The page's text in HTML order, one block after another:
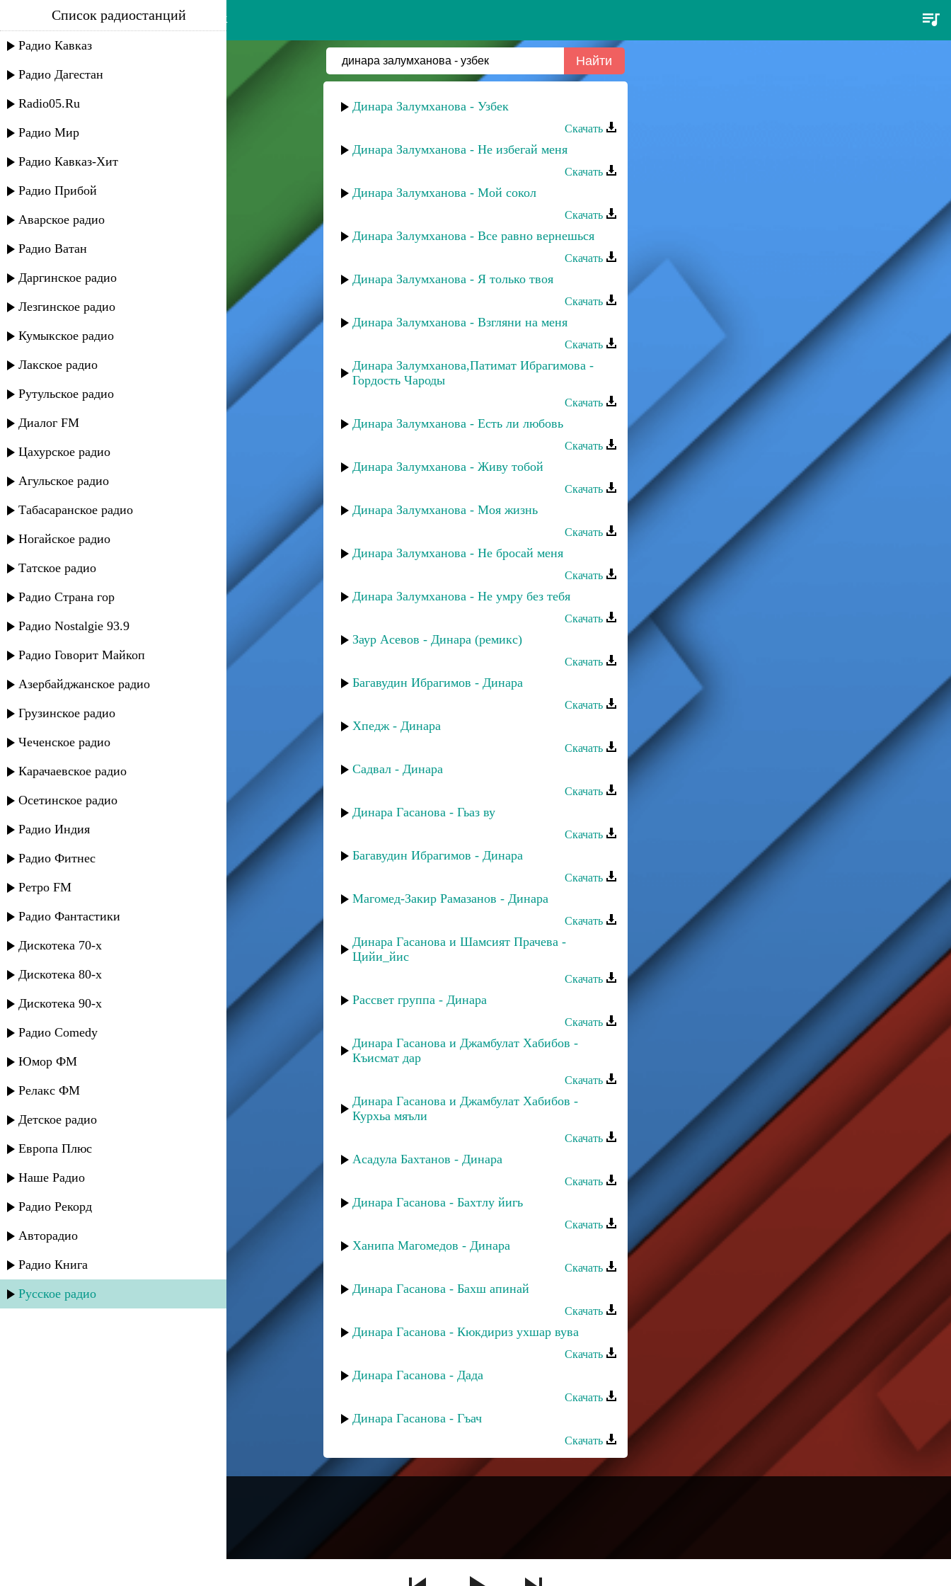
динара залумханова - узбек
Список радиостанций
Радио Кавказ
Радио Дагестан
Radio05.Ru
Радио Мир
Радио Кавказ-Хит
Радио Прибой
Аварское радио
Радио Ватан
Даргинское радио
Лезгинское радио
Кумыкское радио
Лакское радио
Рутульское радио
Диалог FM
Цахурское радио
Агульское радио
Табасаранское радио
Ногайское радио
Татское радио
Радио Страна гор
Радио Nostalgie 93.9
Радио Говорит Майкоп
Азербайджанское радио
Грузинское радио
Чеченское радио
Карачаевское радио
Осетинское радио
Радио Индия
Радио Фитнес
Ретро FM
Радио Фантастики
Дискотека 70-х
Дискотека 80-х
Дискотека 90-х
Радио Comedy
Юмор ФМ
Релакс ФМ
Детское радио
Европа Плюс
Наше Радио
Радио Рекорд
Авторадио
Радио Книга
Русское радио
Динара Залумханова - Узбек
Скачать
Динара Залумханова - Не избегай меня
Скачать
Динара Залумханова - Мой сокол
Скачать
Динара Залумханова - Все равно вернешься
Скачать
Динара Залумханова - Я только твоя
Скачать
Динара Залумханова - Взгляни на меня
Скачать
Динара Залумханова,Патимат Ибрагимова -
Гордость Чароды
Скачать
Динара Залумханова - Есть ли любовь
Скачать
Динара Залумханова - Живу тобой
Скачать
Динара Залумханова - Моя жизнь
Скачать
Динара Залумханова - Не бросай меня
Скачать
Динара Залумханова - Не умру без тебя
Скачать
Заур Асевов - Динара (ремикс)
Скачать
Багавудин Ибрагимов - Динара
Скачать
Хпедж - Динара
Скачать
Садвал - Динара
Скачать
Динара Гасанова - Гьаз ву
Скачать
Багавудин Ибрагимов - Динара
Скачать
Магомед-Закир Рамазанов - Динара
Скачать
Динара Гасанова и Шамсият Прачева -
Цийи_йис
Скачать
Рассвет группа - Динара
Скачать
Динара Гасанова и Джамбулат Хабибов -
Къисмат дар
Скачать
Динара Гасанова и Джамбулат Хабибов -
Курхьа мяъли
Скачать
Асадула Бахтанов - Динара
Скачать
Динара Гасанова - Бахтлу йигь
Скачать
Ханипа Магомедов - Динара
Скачать
Динара Гасанова - Бахш апинай
Скачать
Динара Гасанова - Кюкдириз ухшар вува
Скачать
Динара Гасанова - Дада
Скачать
Динара Гасанова - Гъач
Скачать